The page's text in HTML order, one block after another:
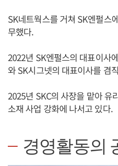
SK네트웍스를 거쳐 SK엔펄스
무했다.
2022년 SK엔펄스의 대표이사
와 SK시그넷의 대표이사를 겸
2025년 SKC의 사장을 맡아 유
소재 사업 강화에 나서고 있다.
경영활동의